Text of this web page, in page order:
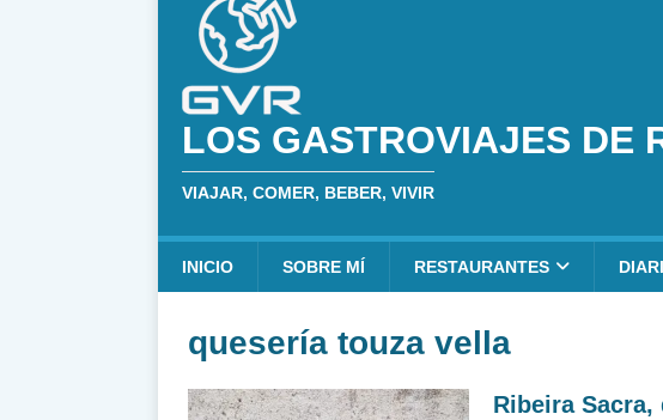
LOS GASTROVIAJES DE
VIAJAR, COMER, BEBER, VIVIR
INICIO SOBRE MÍ RESTAURANTES
quesería touza vella
Ribeira Sacra,